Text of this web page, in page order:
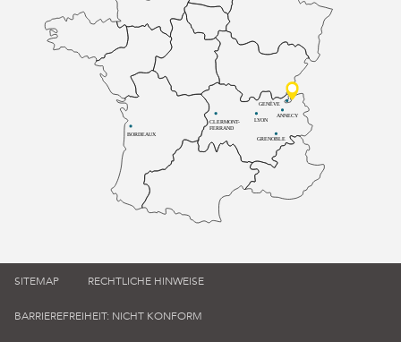
BORDEAUX
CLERMONT-
FERRAND
LYON
ANNECY
GRENOBLE
GENÈVE
SITEMAP RECHTLICHE HINWEISE
BARRIEREFREIHEIT: NICHT KONFORM